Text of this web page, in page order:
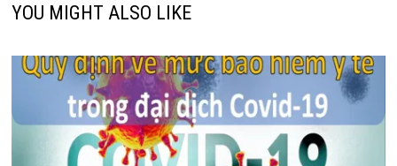
YOU MIGHT ALSO LIKE